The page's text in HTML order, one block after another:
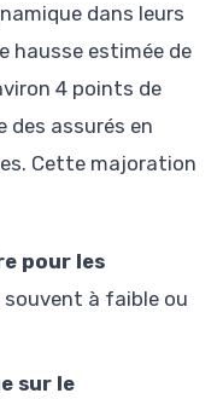
dans leurs
hausse estimée de
4 points de
des assurés en
Cette majoration
pour les
souvent à faible ou
sur le